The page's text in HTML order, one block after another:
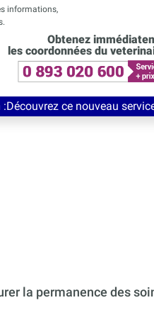
informations,
Obtenez
les coordonnées du
service de conseil
la permanence des